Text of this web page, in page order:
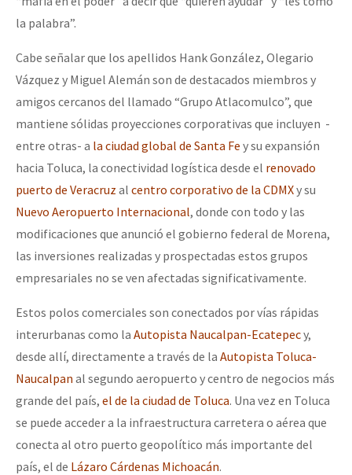
la palabra”.
Cabe señalar que los apellidos Hank González, Olegario
Vázquez y Miguel Alemán son de destacados miembros y
amigos cercanos del llamado “Grupo Atlacomulco”, que
mantiene sólidas proyecciones corporativas que incluyen -
entre otras- a la ciudad global de Santa Fe y su expansión
hacia Toluca, la conectividad logística desde el renovado
puerto de Veracruz al centro corporativo de la CDMXy su
Nuevo Aeropuerto Internacional, donde con todo y las
modificaciones que anunció el gobierno federal de Morena,
las inversiones realizadas y prospectadas estos grupos
empresariales no se ven afectadas significativamente.
Estos polos comerciales son conectados por vías rápidas
interurbanas como la Autopista Naucalpan-Ecatepecy,
desde allí, directamente a través de la Autopista Toluca-
Naucalpan al segundo aeropuerto y centro de negocios más
grande del país, el de la ciudad de Toluca. Una vez en Toluca
se puede acceder a la infraestructura carretera o aérea que
conecta al otro puerto geopolítico más importante del
país, el de Lázaro Cárdenas Michoacán.